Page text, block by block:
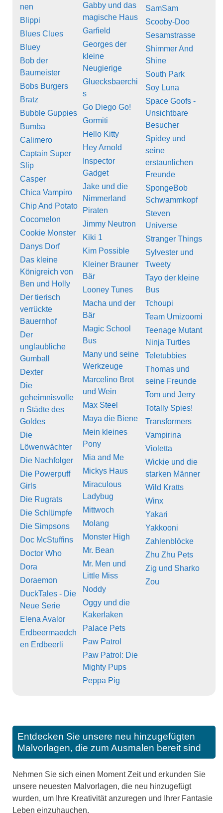
nen
Blippi
Blues Clues
Bluey
Bob der
Baumeister
Bobs Burgers
Bratz
Bubble Guppies
Bumba
Calimero
Captain Super
Slip
Casper
Chica Vampiro
Chip And Potato
Cocomelon
Cookie Monster
Danys Dorf
Das kleine
Königreich von
Ben und Holly
Der tierisch
verrückte
Bauernhof
Der
unglaubliche
Gumball
Dexter
Die
geheimnisvolle
n Städte des
Goldes
Die
Löwenwächter
Die Nachfolger
Die Powerpuff
Girls
Die Rugrats
Die Schlümpfe
Die Simpsons
Doc McStuffins
Doctor Who
Dora
Doraemon
DuckTales - Die
Neue Serie
Elena Avalor
Erdbeermaedch
en Erdbeerli
Gabby und das
magische Haus
Garfield
Georges der
kleine
Neugierige
Gluecksbaerchi
s
Go Diego Go!
Gormiti
Hello Kitty
Hey Arnold
Inspector
Gadget
Jake und die
Nimmerland
Piraten
Jimmy Neutron
Kiki 1
Kim Possible
Kleiner Brauner
Bär
Looney Tunes
Macha und der
Bär
Magic School
Bus
Many und seine
Werkzeuge
Marcelino Brot
und Wein
Max Steel
Maya die Biene
Mein kleines
Pony
Mia and Me
Mickys Haus
Miraculous
Ladybug
Mittwoch
Molang
Monster High
Mr. Bean
Mr. Men und
Little Miss
Noddy
Oggy und die
Kakerlaken
Palace Pets
Paw Patrol
Paw Patrol: Die
Mighty Pups
Peppa Pig
SamSam
Scooby-Doo
Sesamstrasse
Shimmer And
Shine
South Park
Soy Luna
Space Goofs -
Unsichtbare
Besucher
Spidey und
seine
erstaunlichen
Freunde
SpongeBob
Schwammkopf
Steven
Universe
Stranger Things
Sylvester und
Tweety
Tayo der kleine
Bus
Tchoupi
Team Umizoomi
Teenage Mutant
Ninja Turtles
Teletubbies
Thomas und
seine Freunde
Tom und Jerry
Totally Spies!
Transformers
Vampirina
Violetta
Wickie und die
starken Männer
Wild Kratts
Winx
Yakari
Yakkooni
Zahlenblöcke
Zhu Zhu Pets
Zig und Sharko
Zou
Entdecken Sie unsere neu hinzugefügten
Malvorlagen, die zum Ausmalen bereit sind
Nehmen Sie sich einen Moment Zeit und erkunden Sie
unsere neuesten Malvorlagen, die neu hinzugefügt
wurden, um Ihre Kreativität anzuregen und Ihrer Fantasie
Leben einzuhauchen.